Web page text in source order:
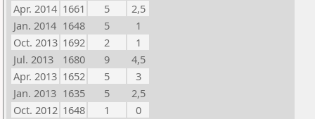
Apr. 2014 1661 5
2,5
Jan. 2014 1648 5
1
Oct. 2013 1692 2
1
Jul. 2013
1680 9
4,5
Apr. 2013 1652 5
3
Jan. 2013 1635 5
2,5
Oct. 2012 1648 1
0